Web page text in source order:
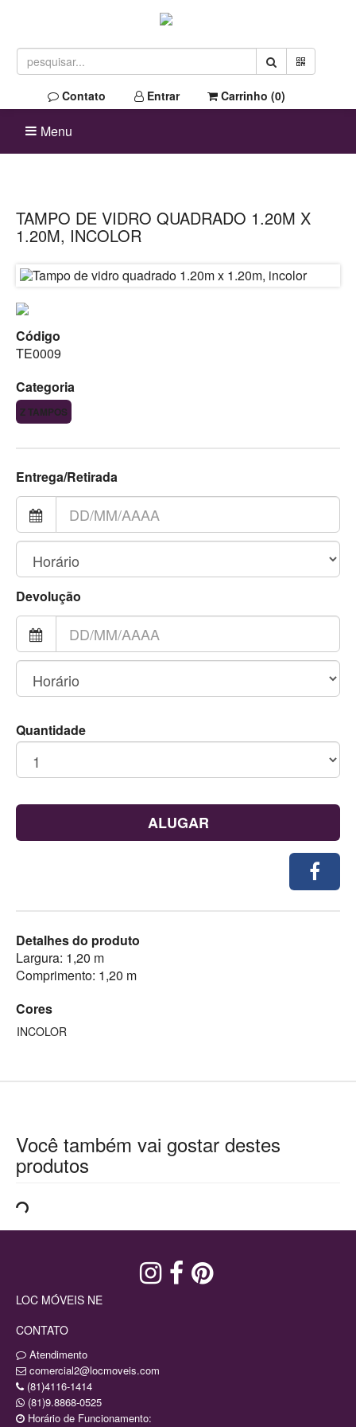
Contato Entrar Carrinho (0)
Menu
TAMPO DE VIDRO QUADRADO 1.20M X
1.20M, INCOLOR
Código
TE0009
Categoria
Z TAMPOS
Entrega/Retirada
Devolução
Quantidade
ALUGAR
Detalhes do produto
Largura: 1,20 m
Comprimento: 1,20 m
Cores
INCOLOR
Você também vai gostar destes
produtos
LOC MÓVEIS NE
CONTATO
Atendimento
comercial2@locmoveis.com
(81)4116-1414
(81)9.8868-0525
Horário de Funcionamento: